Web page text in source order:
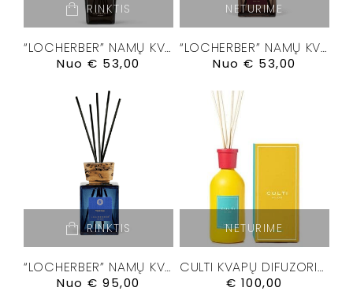
RINKTIS
“LOCHERBER” NAMŲ KVAPŲ DIFUZORIUS “GRIGIO MILANO”
Nuo€ 53,00
NETURIME
“LOCHERBER” NAMŲ KVAPŲ DIFUZORIUS “KLINTO 1817”
Nuo€ 53,00
RINKTIS
“LOCHERBER” NAMŲ KVAPŲ DIFUZORIUS”VENETIAE”
Nuo€ 95,00
NETURIME
CULTI KVAPŲ DIFUZORIUS ” CHROMIA III” 500 ML.
€ 100,00